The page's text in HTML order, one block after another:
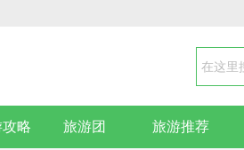
略 旅游团 旅游推荐